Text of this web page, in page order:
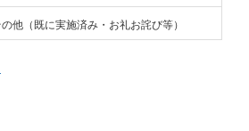
他（既に実施済み・お礼お詫び等）